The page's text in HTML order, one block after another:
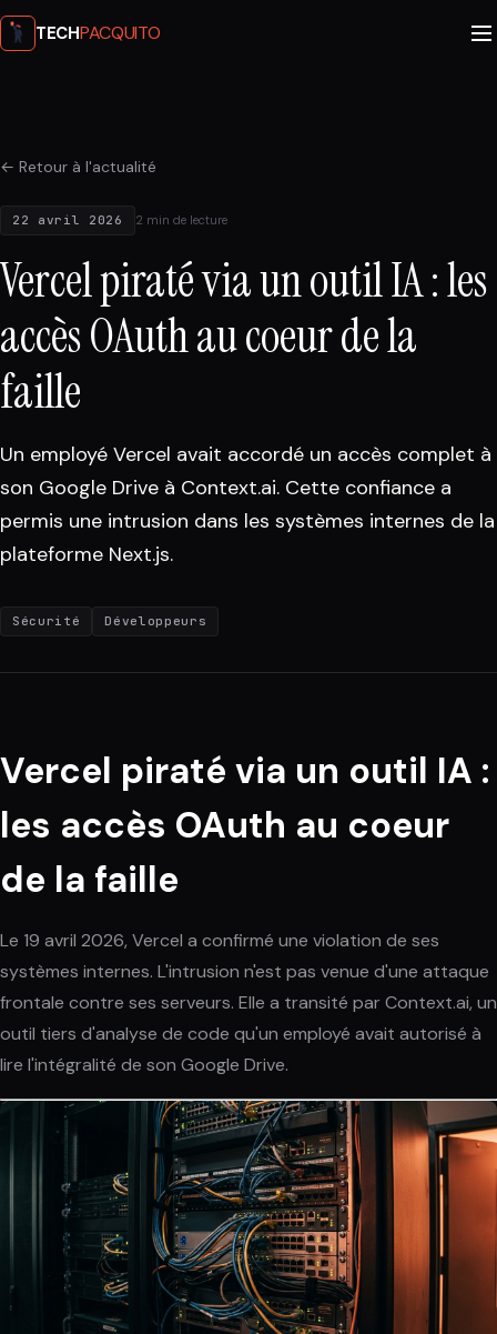
TECHPACQUITO
← Retour à l'actualité
22 avril 2026 2 min de lecture
Vercel piraté via un outil IA : les
accès OAuth au coeur de la
faille
Un employé Vercel avait accordé un accès complet à
son Google Drive à Context.ai. Cette confiance a
permis une intrusion dans les systèmes internes de la
plateforme Next.js.
Sécurité Développeurs
Vercel piraté via un outil IA :
les accès OAuth au coeur
de la faille
Le 19 avril 2026, Vercel a confirmé une violation de ses
systèmes internes. L'intrusion n'est pas venue d'une attaque
frontale contre ses serveurs. Elle a transité par Context.ai, un
outil tiers d'analyse de code qu'un employé avait autorisé à
lire l'intégralité de son Google Drive.